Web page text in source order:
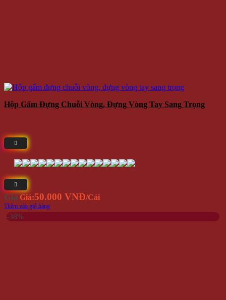
Hộp Gấm Đựng Chuỗi Vòng, Đựng Vòng Tay Sang Trọng
Giá Giá:50.000 VNĐ/Cái
Thêm vào giỏ hàng
-38%